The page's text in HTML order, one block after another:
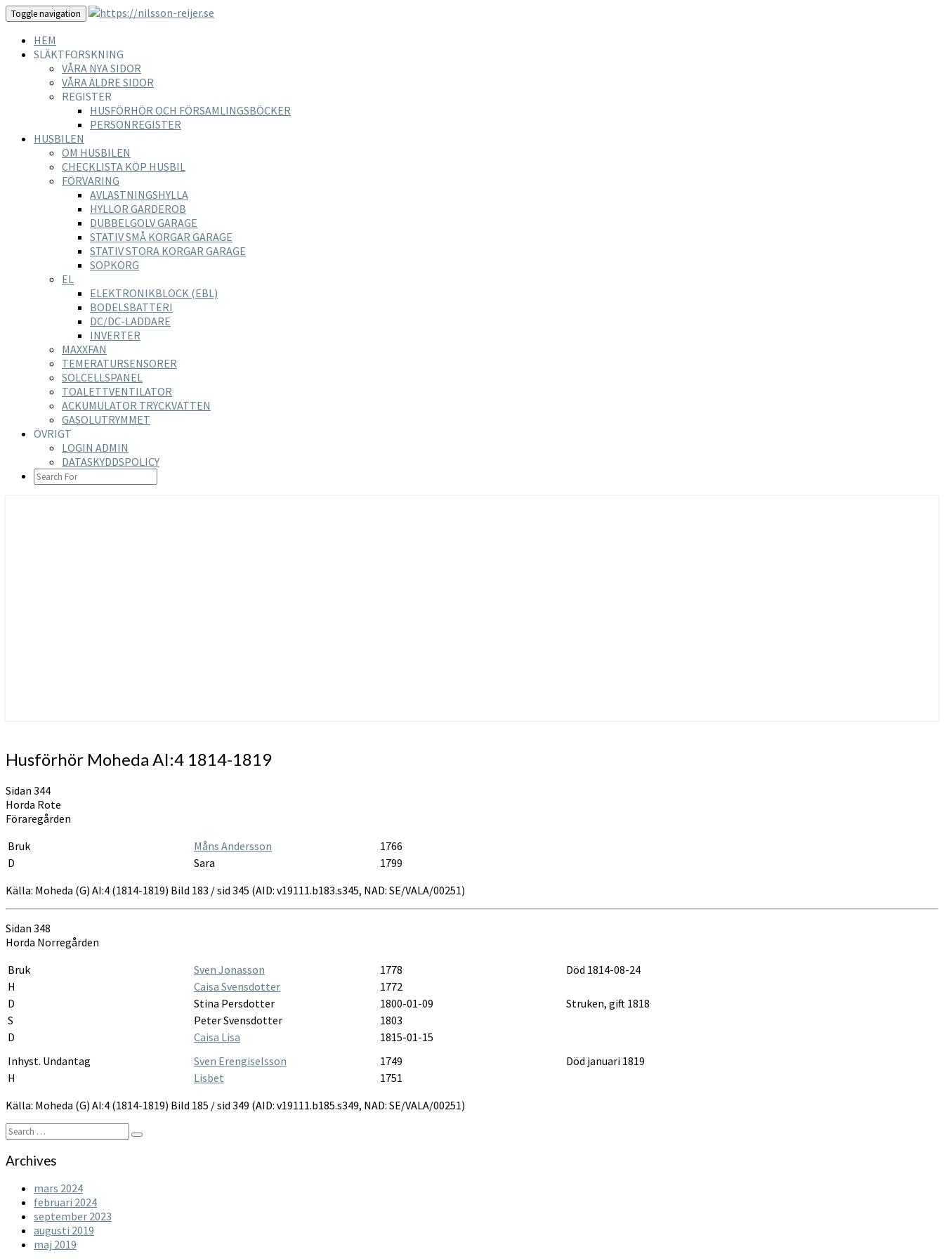
Toggle navigation
HEM
SLÄKTFORSKNING
VÅRA NYA SIDOR
VÅRA ÄLDRE SIDOR
REGISTER
HUSFÖRHÖR OCH FÖRSAMLINGSBÖCKER
PERSONREGISTER
HUSBILEN
OM HUSBILEN
CHECKLISTA KÖP HUSBIL
FÖRVARING
AVLASTNINGSHYLLA
HYLLOR GARDEROB
DUBBELGOLV GARAGE
STATIV SMÅ KORGAR GARAGE
STATIV STORA KORGAR GARAGE
SOPKORG
EL
ELEKTRONIKBLOCK (EBL)
BODELSBATTERI
DC/DC-LADDARE
INVERTER
MAXXFAN
TEMERATURSENSORER
SOLCELLSPANEL
TOALETTVENTILATOR
ACKUMULATOR TRYCKVATTEN
GASOLUTRYMMET
ÖVRIGT
LOGIN ADMIN
DATASKYDDSPOLICY
SEARCH
ICON
Husförhör
Moheda
1814-
1819
Husförhör Moheda AI:4 1814-1819
Sidan 344
Horda Rote
Föraregården
Bruk
Måns Andersson
1766
D
Sara
1799
Källa: Moheda (G) AI:4 (1814-1819) Bild 183 / sid 345 (AID: v19111.b183.s345, NAD: SE/VALA/00251)
Sidan 348
Horda Norregården
Bruk
Sven Jonasson 1778
Död 1814-08-24
H
Caisa Svensdotter
1772
D
Stina Persdotter 1800-01-09
Struken, gift 1818
S
Peter Svensdotter
1803
D
Caisa Lisa
1815-01-15
Inhyst. Undantag
Sven Erengiselsson 1749
Död januari 1819
H
Lisbet
1751
Källa: Moheda (G) AI:4 (1814-1819) Bild 185 / sid 349 (AID: v19111.b185.s349, NAD: SE/VALA/00251)
Search
for:
Search
Archives
mars 2024
februari 2024
september 2023
augusti 2019
maj 2019